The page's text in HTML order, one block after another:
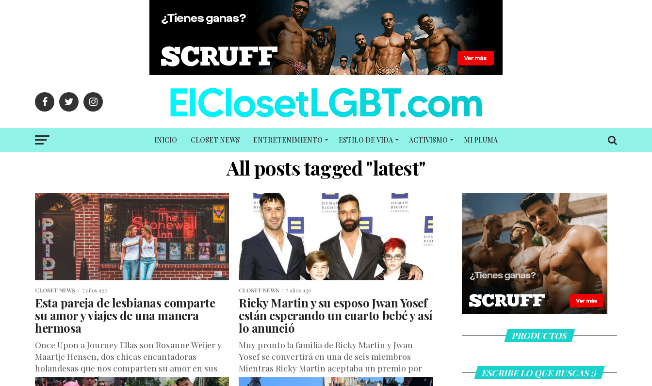
INICIO CLOSET NEWS ENTRETENIMIENTO ESTILO DE VIDA ACTIVISMO MI PLUMA
All posts tagged "latest"
CLOSET NEWS 7 años ago
Esta pareja de lesbianas comparte
su amor y viajes de una manera
hermosa
Once Upon a Journey Ellas son Roxanne Weijer y
Maartje Hensen, dos chicas encantadoras
holandesas que nos comparten su amor en sus
viajes y fotografías. Ellas...
CLOSET NEWS 7 años ago
Ricky Martin y su esposo Jwan Yosef
están esperando un cuarto bebé y así
lo anunció
Muy pronto la familia de Ricky Martin y Jwan
Yosef se convertirá en una de seis miembros
Mientras Ricky Martin aceptaba un premio por
su defensa...
PRODUCTOS
ESCRIBE LO QUE BUSCAS ;)